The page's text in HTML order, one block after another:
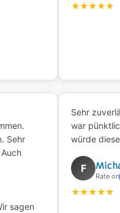
★★★★★
Sehr
sagen
Sehr
war
würde
F
Rate on
★★★★★